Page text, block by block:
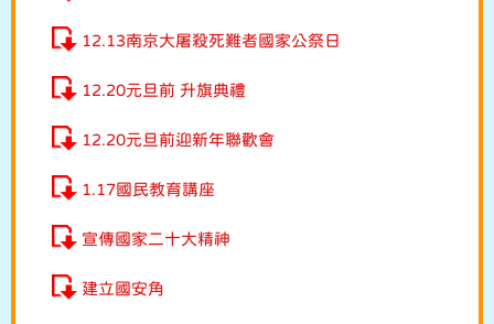
12.13南京大屠殺死難者國家公祭日
12.20元旦前 升旗典禮
12.20元旦前迎新年聯歡會
1.17國民教育講座
宣傳國家二十大精神
建立國安角